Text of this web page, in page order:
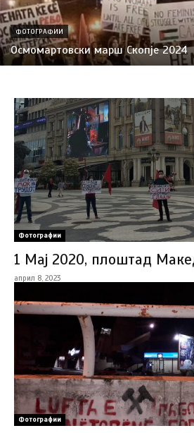
ФОТОГРАФИИ
Осмомартовски марш Скопје 2024
Фотографии
1 Мај 2020, плоштад
април 8, 2023
Фотографии